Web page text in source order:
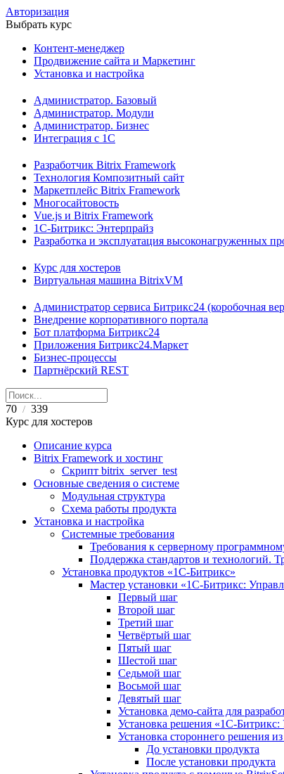
Авторизация
Выбрать курс
Контент-менеджер
Продвижение сайта и Маркетинг
Установка и настройка
Администратор. Базовый
Администратор. Модули
Администратор. Бизнес
Интеграция с 1С
Разработчик Bitrix Framework
Технология Композитный сайт
Маркетплейс Bitrix Framework
Многосайтовость
Vue.js и Bitrix Framework
1С-Битрикс: Энтерпрайз
Разработка и эксплуатация высоконагруженных
Курс для хостеров
Виртуальная машина BitrixVM
Администратор сервиса Битрикс24 (коробочная
Внедрение корпоративного портала
Бот платформа Битрикс24
Приложения Битрикс24.Маркет
Бизнес-процессы
Партнёрский REST
70 / 339
Курс для хостеров
Описание курса
Bitrix Framework и хостинг
Скрипт bitrix_server_test
Основные сведения о системе
Модульная структура
Схема работы продукта
Установка и настройка
Системные требования
Требования к серверному
Поддержка стандартов и технологий.
Установка продуктов «1С-Битрикс»
Мастер установки «1C-Битрикс:
Первый шаг
Второй шаг
Третий шаг
Четвёртый шаг
Пятый шаг
Шестой шаг
Седьмой шаг
Восьмой шаг
Девятый шаг
Установка демо-сайта для
Установка решения «1C-
Установка стороннего решения
До установки продукта
После установки продукта